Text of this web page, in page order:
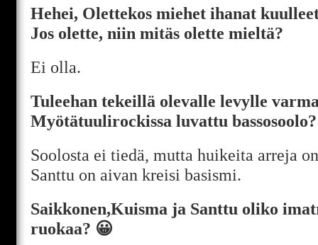
Hehei, Olettekos miehet ihanat
Jos olette, niin mitäs olette mieltä?
Ei olla.
Tuleehan tekeillä olevalle levylle
Myötätuulirockissa luvattu bassosoolo?
Soolosta ei tiedä, mutta huikeita arreja
Santtu on aivan kreisi basismi.
Saikkonen,Kuisma ja Santtu oliko
ruokaa? 😀